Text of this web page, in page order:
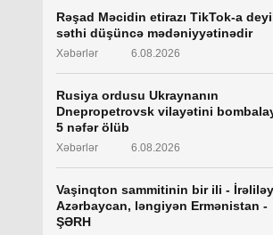
Rəşad Məcidin etirazı TikTok-a
səthi düşüncə mədəniyyətinədir
Xəbərlər 6.08.2026
Rusiya ordusu Ukraynanın
Dnepropetrovsk vilayətini
5 nəfər ölüb
Xəbərlər 6.08.2026
Vaşinqton sammitinin bir ili -
Azərbaycan, ləngiyən Ermənistan -
ŞƏRH